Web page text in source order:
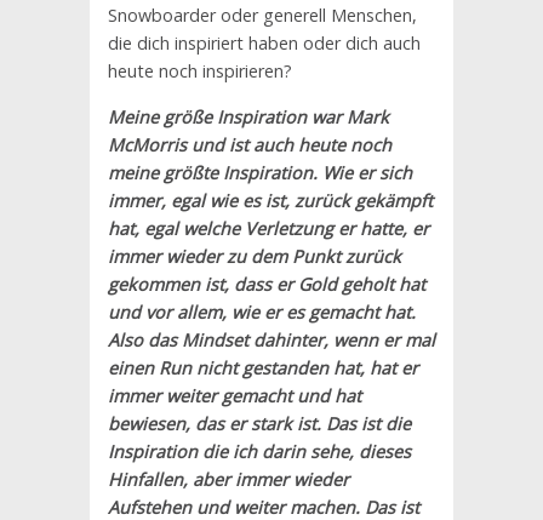
Snowboarder oder generell Menschen,
die dich inspiriert haben oder dich auch
heute noch inspirieren?
Meine größe Inspiration war Mark
McMorris und ist auch heute noch
meine größte Inspiration. Wie er sich
immer, egal wie es ist, zurück gekämpft
hat, egal welche Verletzung er hatte, er
immer wieder zu dem Punkt zurück
gekommen ist, dass er Gold geholt hat
und vor allem, wie er es gemacht hat.
Also das Mindset dahinter, wenn er mal
einen Run nicht gestanden hat, hat er
immer weiter gemacht und hat
bewiesen, das er stark ist. Das ist die
Inspiration die ich darin sehe, dieses
Hinfallen, aber immer wieder
Aufstehen und weiter machen. Das ist